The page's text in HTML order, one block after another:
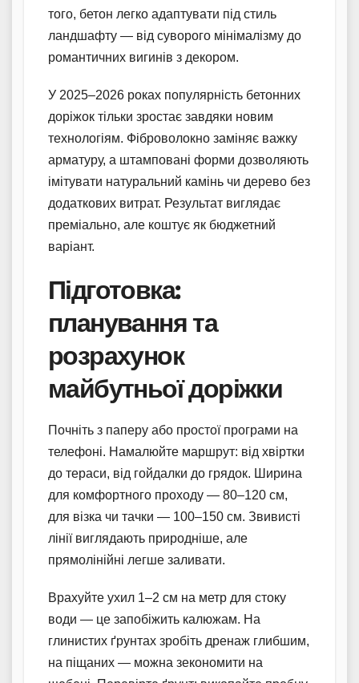
того, бетон легко адаптувати під стиль
ландшафту — від суворого мінімалізму до
романтичних вигинів з декором.
У 2025–2026 роках популярність бетонних
доріжок тільки зростає завдяки новим
технологіям. Фіброволокно заміняє важку
арматуру, а штамповані форми дозволяють
імітувати натуральний камінь чи дерево без
додаткових витрат. Результат виглядає
преміально, але коштує як бюджетний
варіант.
Підготовка:
планування та
розрахунок
майбутньої доріжки
Почніть з паперу або простої програми на
телефоні. Намалюйте маршрут: від хвіртки
до тераси, від гойдалки до грядок. Ширина
для комфортного проходу — 80–120 см,
для візка чи тачки — 100–150 см. Звивисті
лінії виглядають природніше, але
прямолінійні легше заливати.
Врахуйте ухил 1–2 см на метр для стоку
води — це запобіжить калюжам. На
глинистих ґрунтах зробіть дренаж глибшим,
на піщаних — можна зекономити на